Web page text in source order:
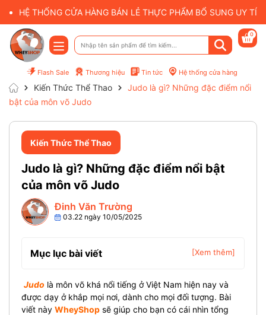
HỆ THỐNG CỬA HÀNG BÁN LẺ THỰC PHẨM BỔ SUNG UY
Flash Sale Thương hiệu Tin tức Hệ thống cửa hàng
0
Kiến Thức Thể Thao
Judo là gì? Những đặc điểm nổi
bật của môn võ Judo
Kiến Thức Thể Thao
Judo là gì? Những đặc điểm nổi bật
của môn võ Judo
Đinh Văn Trường
03.22 ngày 10/05/2025
Mục lục bài viết [Xem thêm]
Judo là môn võ khá nổi tiếng ở Việt Nam hiện nay và
được dạy ở khắp mọi nơi, dành cho mọi đối tượng. Bài
viết này WheyShop sẽ giúp cho bạn có cái nhìn tổng